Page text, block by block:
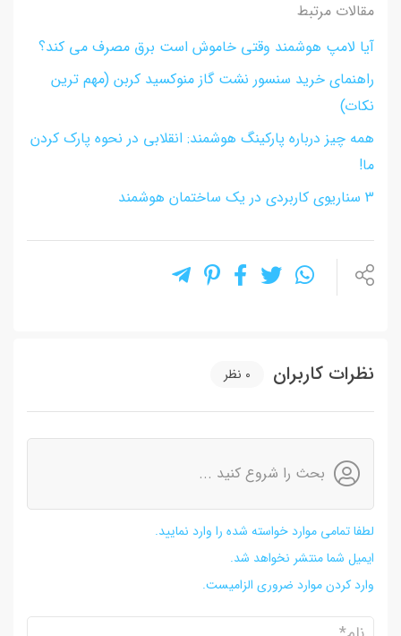
مقالات مرتبط
آیا لامپ هوشمند وقتی خاموش است برق مصرف می کند؟
راهنمای خرید سنسور نشت گاز منوکسید کربن (مهم ترین
نکات)
همه چیز درباره پارکینگ هوشمند: انقلابی در نحوه پارک کردن
ما!
3 سناریوی کاربردی در یک ساختمان هوشمند
نظرات کاربران 0 نظر
بحث را شروع کنید ...
لطفا تمامی موارد خواسته شده را وارد نمایید.
ایمیل شما منتشر نخواهد شد.
وارد کردن موارد ضروری الزامیست.